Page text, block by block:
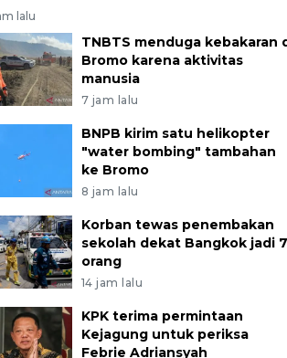
lalu
TNBTS menduga kebakaran
Bromo karena aktivitas
manusia
7 jam lalu
BNPB kirim satu helikopter
"water bombing" tambahan
ke Bromo
8 jam lalu
Korban tewas penembakan
sekolah dekat Bangkok jadi 7
orang
14 jam lalu
KPK terima permintaan
Kejagung untuk periksa
Febrie Adriansyah